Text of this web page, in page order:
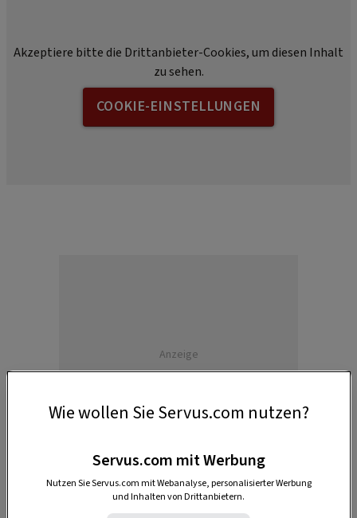
Akzeptiere bitte die Drittanbieter-Cookies, um diesen Inhalt
zu sehen.
COOKIE-EINSTELLUNGEN
Anzeige
Wie wollen Sie Servus.com nutzen?
Servus.com mit Werbung
Nutzen Sie Servus.com mit Webanalyse, personalisierter Werbung
und Inhalten von Drittanbietern.